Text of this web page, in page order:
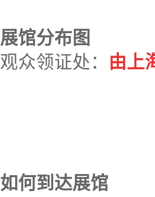
展馆分布图
观众领证处： 由上
如何到达展馆